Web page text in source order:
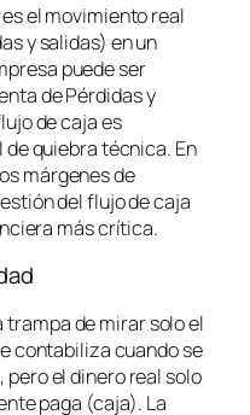
es el movimiento real
y salidas) en un
puede ser
de Pérdidas y
de caja es
quiebra técnica. En
márgenes de
del flujo de caja
más crítica.
trampa de mirar solo el
contabiliza cuando se
el dinero real solo
paga (caja). La